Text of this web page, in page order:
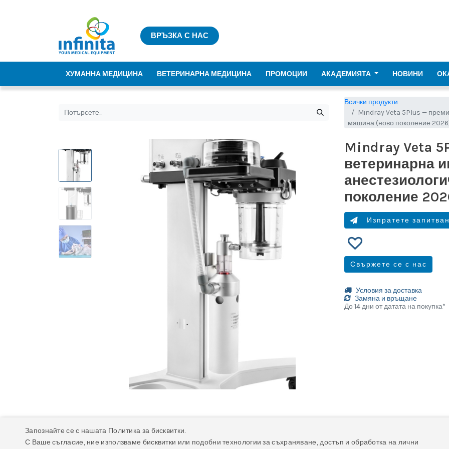
ВРЪЗКА С НАС
ХУМАННА МЕДИЦИНА ВЕТЕРИНАРНА МЕДИЦИНА ПРОМОЦИИ АКАДЕМИЯТА НОВИНИ
Всички продукти
Mindray Veta 5Plus —
машина (ново поколение
Mindray Veta
ветеринарна
поколение
Изпратете
Свържете се с нас
Условия за доставка
Замяна и връщане
До 14 дни от датата на покупка*
Описание Техническа спецификация
Запознайте се с нашата Политика за бисквитки.
С Ваше съгласие, ние използваме бисквитки или подобни технологии за съхраняване, достъп и обработка на лични